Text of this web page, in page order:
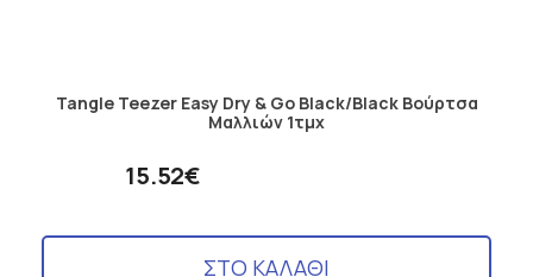
Tangle Teezer Easy Dry & Go Black/Black Βούρτσα
Μαλλιών 1τμχ
15.52€
ΣΤΟ ΚΑΛΑΘΙ